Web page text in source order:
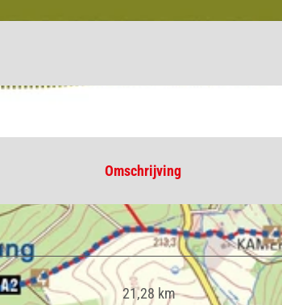
Omschrijving
21,28 km